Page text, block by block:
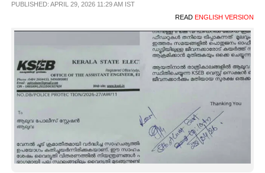
LIFESTYLE
INFO+
ART
ASTRO
PUBLISHED: APRIL 29, 2026 11:29 AM IST
READ ENGLISH VERSION